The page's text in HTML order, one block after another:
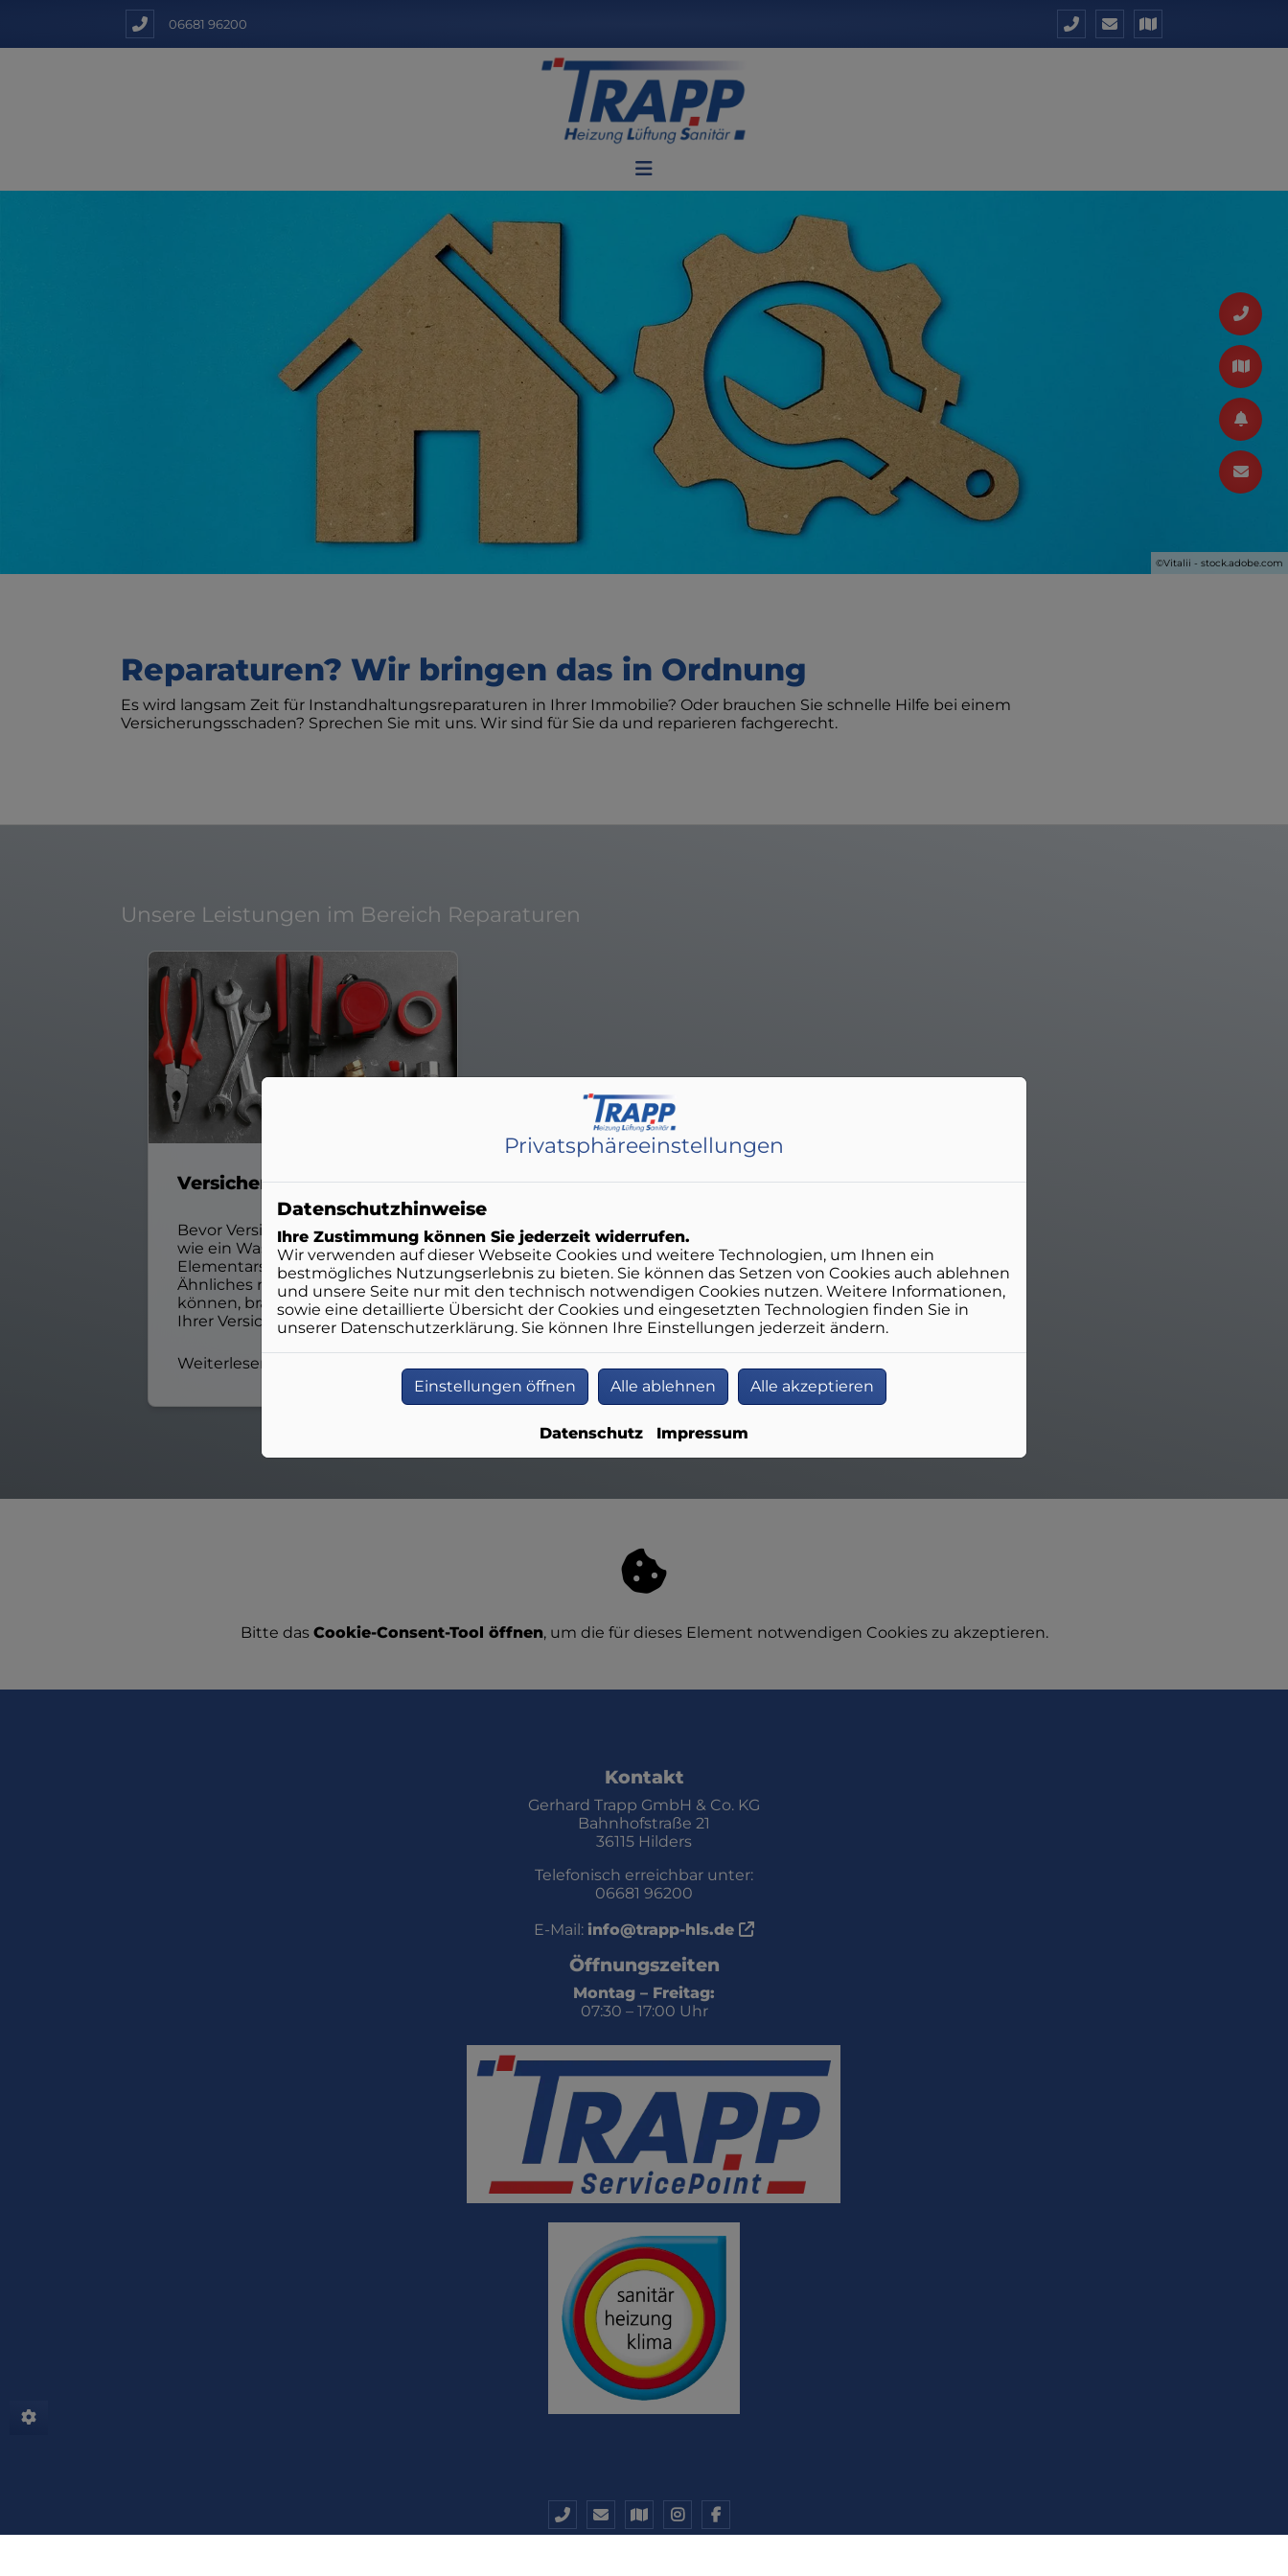
06681 96200
©Vitalii - stock.adobe.com
Reparaturen? Wir bringen das in Ordnung
Es wird langsam Zeit für Instandhaltungsreparaturen in Ihrer Immobilie? Oder brauchen Sie schnelle Hilfe bei einem
Versicherungsschaden? Sprechen Sie mit uns. Wir sind für Sie da und reparieren fachgerecht.
Unsere Leistungen im Bereich Reparaturen
Versicherungsschäden
Bevor Versicherungsschäden
wie ein Wasserrohrbruch, ein
Elementarschaden oder
Ähnliches repariert werden
können, brauchen Sie das Okay
Ihrer Versicherung.
Weiterlesen
Bitte das Cookie-Consent-Tool öffnen, um die für dieses Element notwendigen Cookies zu akzeptieren.
Kontakt
Gerhard Trapp GmbH & Co. KG
Bahnhofstraße 21
36115 Hilders
Telefonisch erreichbar unter:
06681 96200
E-Mail: info@trapp-hls.de
Öffnungszeiten
Montag – Freitag:
07:30 – 17:00 Uhr
und schließen
Privatsphäre­einstellungen
Datenschutzhinweise
Ihre Zustimmung können Sie jederzeit widerrufen.
Wir verwenden auf dieser Webseite Cookies und weitere Technologien, um Ihnen ein
bestmögliches Nutzungserlebnis zu bieten. Sie können das Setzen von Cookies auch ablehnen
und unsere Seite nur mit den technisch notwendigen Cookies nutzen. Weitere Informationen,
sowie eine detaillierte Übersicht der Cookies und eingesetzten Technologien finden Sie in
unserer Datenschutzerklärung. Sie können Ihre Einstellungen jederzeit ändern.
Einstellungen öffnen Alle ablehnen Alle akzeptieren
Datenschutz Impressum